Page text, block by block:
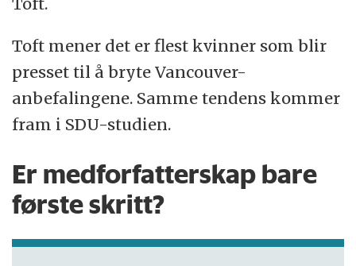
Toft mener det er flest kvinner som blir
presset til å bryte Vancouver-
anbefalingene. Samme tendens kommer
fram i SDU-studien.
Er medforfatterskap bare
første skritt?